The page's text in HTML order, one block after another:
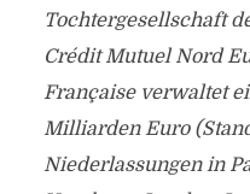
Tochtergesellschaft
Crédit Mutuel Nord
Française verwaltet
Milliarden Euro
Niederlassungen in